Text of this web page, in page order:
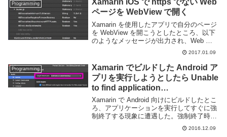
Programming
Xamarin iOS で https でない Web
ページを WebView で開く
Xamarin を使用したアプリで自分のページ
を WebView を開こうとしたところ、以下
のようなメッセージが出力され、Web ペ
ージを開く事ができなかった。どうやら
iOS では ATS(App Transport Security) ...
2017.01.09
Programming
Xamarin でビルドした Android ア
プリを実行しようとしたら Unable
to find application
Mono.Android.Platform.ApiLevel
_24 or
Xamarin.Android.Platform! と言
Xamarin で Android 向けにビルドしたとこ
ろ、アプリケーションを実行してすぐに強
制終了する現象に遭遇した。強制終了時の
画面のスクリーンショットを撮るのを忘れ
てしまった。。とくにデバッガーにメッセ
2016.12.09